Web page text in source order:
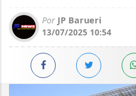
Por JP Barueri
13/07/2025 10:54